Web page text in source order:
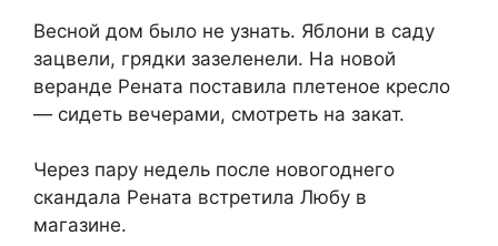
Весной дом было не узнать. Яблони в саду
зацвели, грядки зазеленели. На новой
веранде Рената поставила плетеное кресло
— сидеть вечерами, смотреть на закат.
Через пару недель после новогоднего
скандала Рената встретила Любу в
магазине.